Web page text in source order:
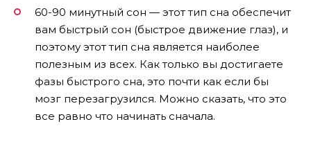
60-90 минутный сон — этот тип сна обеспечит
вам быстрый сон (быстрое движение глаз), и
поэтому этот тип сна является наиболее
полезным из всех. Как только вы достигаете
фазы быстрого сна, это почти как если бы
мозг перезагрузился. Можно сказать, что это
все равно что начинать сначала.